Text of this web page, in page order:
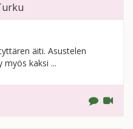
äiti. Asustelen
kaksi ...